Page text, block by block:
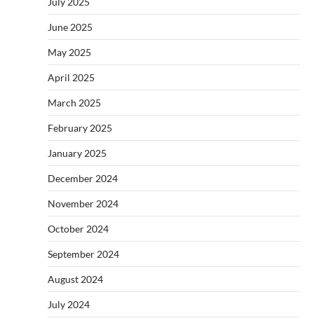
June 2025
May 2025
April 2025
March 2025
February 2025
January 2025
December 2024
November 2024
October 2024
September 2024
August 2024
July 2024